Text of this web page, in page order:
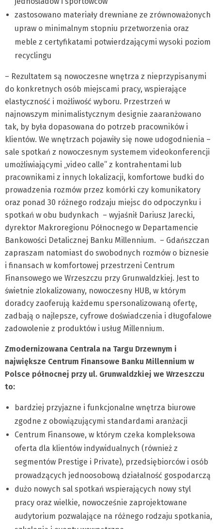
zastosowano materiały drewniane ze zrównoważonych
upraw o minimalnym stopniu przetworzenia oraz
meble z certyfikatami potwierdzającymi wysoki poziom
recyclingu
– Rezultatem są nowoczesne wnętrza z nieprzypisanymi
do konkretnych osób miejscami pracy, wspierające
elastyczność i możliwość wyboru. Przestrzeń w
najnowszym minimalistycznym designie zaaranżowano
tak, by była dopasowana do potrzeb pracowników i
klientów. We wnętrzach pojawiły się nowe udogodnienia –
sale spotkań z nowoczesnym systemem videokonferencji
umożliwiającymi „video calle” z kontrahentami lub
pracownikami z innych lokalizacji, komfortowe budki do
prowadzenia rozmów przez komórki czy komunikatory
oraz ponad 30 różnego rodzaju miejsc do odpoczynku i
spotkań w obu budynkach – wyjaśnił Dariusz Jarecki,
dyrektor Makroregionu Północnego w Departamencie
Bankowości Detalicznej Banku Millennium. – Gdańszczan
zapraszam natomiast do swobodnych rozmów o biznesie
i finansach w komfortowej przestrzeni Centrum
Finansowego we Wrzeszczu przy Grunwaldzkiej. Jest to
świetnie zlokalizowany, nowoczesny HUB, w którym
doradcy zaoferują każdemu spersonalizowaną ofertę,
zadbają o najlepsze, cyfrowe doświadczenia i długofalowe
zadowolenie z produktów i usług Millennium.
Zmodernizowana Centrala na Targu Drzewnym i
największe Centrum Finansowe Banku Millennium w
Polsce północnej przy ul. Grunwaldzkiej we Wrzeszczu
to:
bardziej przyjazne i funkcjonalne wnętrza biurowe
zgodne z obowiązującymi standardami aranżacji
Centrum Finansowe, w którym czeka kompleksowa
oferta dla klientów indywidualnych (również z
segmentów Prestige i Private), przedsiębiorców i osób
prowadzących jednoosobową działalność gospodarczą
dużo nowych sal spotkań wspierających nowy styl
pracy oraz wielkie, nowocześnie zaprojektowane
audytorium pozwalające na różnego rodzaju spotkania,